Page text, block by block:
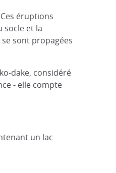
éruptions
socle et la
sont propagées
dake, considéré
- elle compte
un lac